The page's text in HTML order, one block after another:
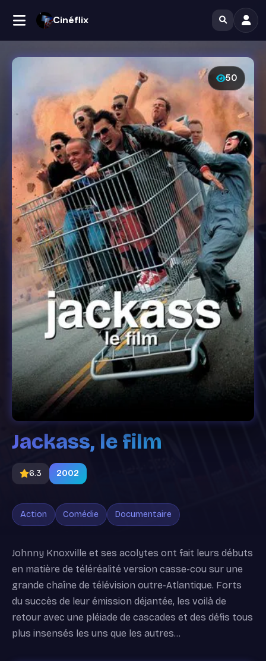
Cinéflix
50
Jackass, le film
6.3 2002
Action Comédie Documentaire
Johnny Knoxville et ses acolytes ont fait leurs débuts
en matière de téléréalité version casse-cou sur une
grande chaîne de télévision outre-Atlantique. Forts
du succès de leur émission déjantée, les voilà de
retour avec une pléiade de cascades et des défis tous
plus insensés les uns que les autres…